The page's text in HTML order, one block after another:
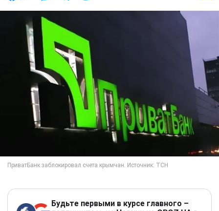
Будьте первыми в курсе главного –